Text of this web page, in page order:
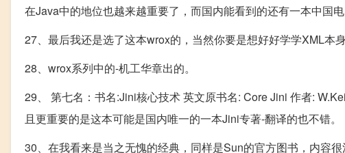
在Java中的地位也越来越重要了，而国内能看到的还有一本中国
27、最后我还是选了这本wrox的，当然你要是想好好学学XML本
28、wrox系列中的-机工华章出的。
29、 第七名：书名:Jini核心技术 英文原书名: Core Jini 作者:
且更重要的是这本可能是国内唯一的一本Jini专著-翻译的也不错。
30、在我看来是当之无愧的经典，同样是Sun的官方图书，内容很